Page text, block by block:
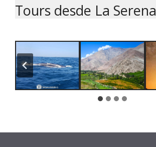
Tours desde La Serena